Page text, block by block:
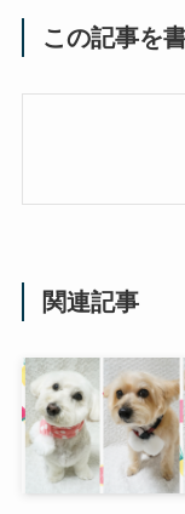
この記事を
関連記事